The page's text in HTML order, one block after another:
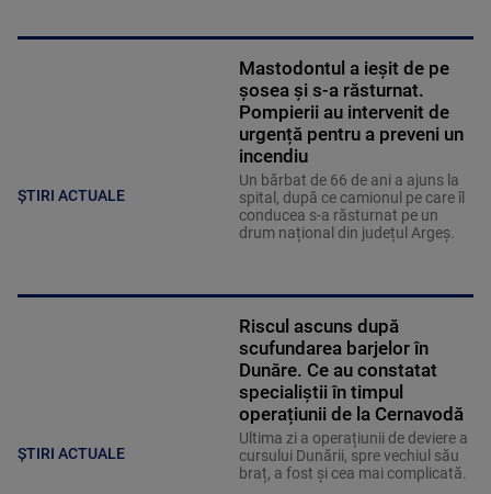
ȘTIRI ACTUALE
Mastodontul a ieșit de pe
șosea și s-a răsturnat.
Pompierii au intervenit de
urgență pentru a preveni un
incendiu
Un bărbat de 66 de ani a ajuns la
spital, după ce camionul pe care îl
conducea s-a răsturnat pe un
drum național din județul Argeș.
ȘTIRI ACTUALE
Riscul ascuns după
scufundarea barjelor în
Dunăre. Ce au constatat
specialiștii în timpul
operațiunii de la Cernavodă
Ultima zi a operațiunii de deviere a
cursului Dunării, spre vechiul său
braț, a fost și cea mai complicată.